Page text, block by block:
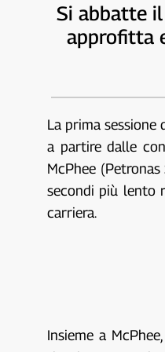
Si abbatte
approfitta
La prima
a partire dalle
McPhee
secondi più lento
carriera.
Insieme a